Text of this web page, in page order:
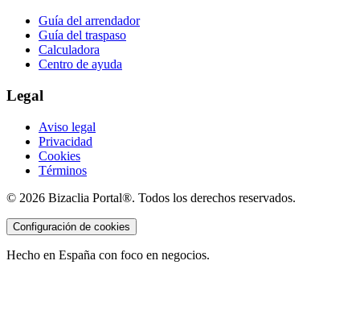
Guía del arrendador
Guía del traspaso
Calculadora
Centro de ayuda
Legal
Aviso legal
Privacidad
Cookies
Términos
© 2026 Bizaclia Portal®. Todos los derechos reservados.
Configuración de cookies
Hecho en España con foco en negocios.